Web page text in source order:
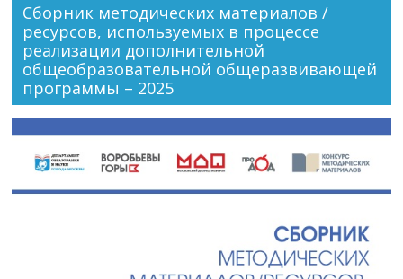
Сборник методических материалов /
ресурсов, используемых в процессе
реализации дополнительной
общеобразовательной общеразвивающей
программы – 2025